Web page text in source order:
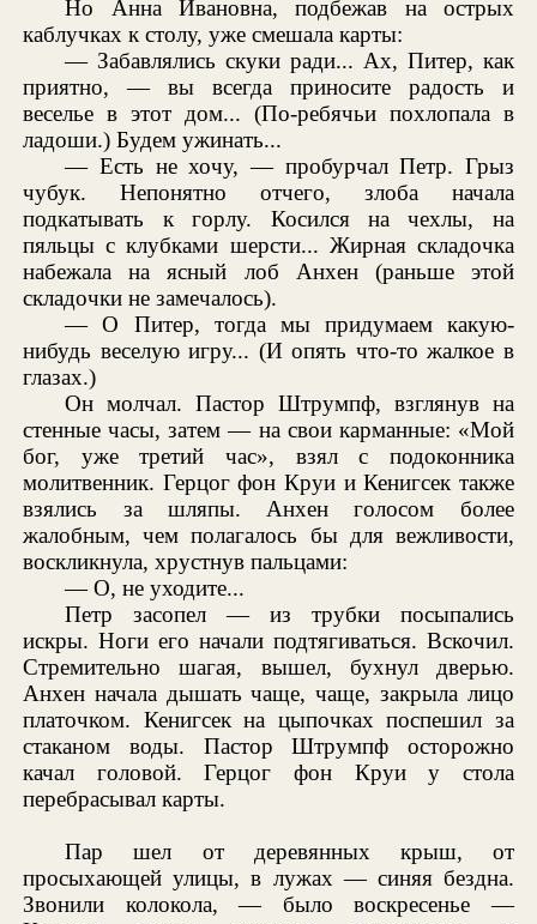
Но Анна Ивановна, подбежав на острых
каблучках к столу, уже смешала карты:
— Забавлялись скуки ради... Ах, Питер, как
приятно, — вы всегда приносите радость и
веселье в этот дом... (По-ребячьи похлопала в
ладоши.) Будем ужинать...
— Есть не хочу, — пробурчал Петр. Грыз
чубук. Непонятно отчего, злоба начала
подкатывать к горлу. Косился на чехлы, на
пяльцы с клубками шерсти... Жирная складочка
набежала на ясный лоб Анхен (раньше этой
складочки не замечалось).
— О Питер, тогда мы придумаем какую-
нибудь веселую игру... (И опять что-то жалкое в
глазах.)
Он молчал. Пастор Штрумпф, взглянув на
стенные часы, затем — на свои карманные: «Мой
бог, уже третий час», взял с подоконника
молитвенник. Герцог фон Круи и Кенигсек также
взялись за шляпы. Анхен голосом более
жалобным, чем полагалось бы для вежливости,
воскликнула, хрустнув пальцами:
— О, не уходите...
Петр засопел — из трубки посыпались
искры. Ноги его начали подтягиваться. Вскочил.
Стремительно шагая, вышел, бухнул дверью.
Анхен начала дышать чаще, чаще, закрыла лицо
платочком. Кенигсек на цыпочках поспешил за
стаканом воды. Пастор Штрумпф осторожно
качал головой. Герцог фон Круи у стола
перебрасывал карты.
Пар шел от деревянных крыш, от
просыхающей улицы, в лужах — синяя бездна.
Звонили колокола, — было воскресенье —